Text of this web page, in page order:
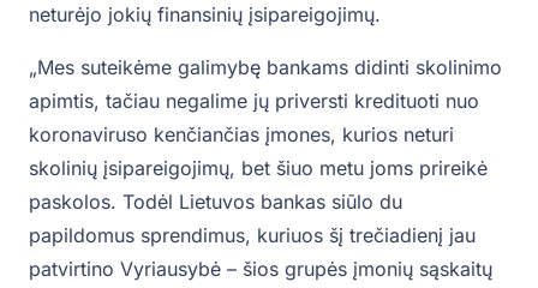
neturėjo jokių finansinių įsipareigojimų.
„Mes suteikėme galimybę bankams didinti skolinimo
apimtis, tačiau negalime jų priversti kredituoti nuo
koronaviruso kenčiančias įmones, kurios neturi
skolinių įsipareigojimų, bet šiuo metu joms prireikė
paskolos. Todėl Lietuvos bankas siūlo du
papildomus sprendimus, kuriuos šį trečiadienį jau
patvirtino Vyriausybė – šios grupės įmonių sąskaitų